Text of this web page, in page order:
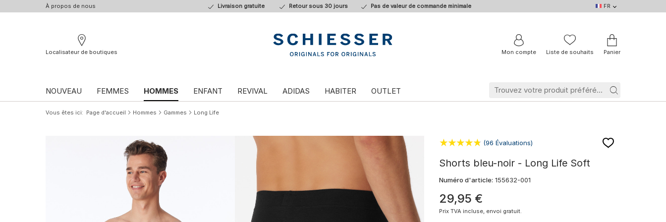
À propos de nous Livraison gratuite Retour sous 30 jours Pas de valeur de commande minimale
FR
DE
NL
BE
FR
Localisateur de boutiques Mon compte Liste de souhaits Panier
NOUVEAU FEMMES HOMMES ENFANT REVIVAL ADIDAS HABITER OUTLET
Vous êtes ici Page d'accueil Hommes Gammes Long Life
(96 Évaluations)
Shorts bleu-noir - Long Life Soft
Numéro d'article: 155632-001
29,95 €
Prix TVA incluse, envoi gratuit.